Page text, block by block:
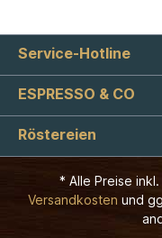
Service-Hotline
ESPRESSO & CO
Röstereien
* Alle Preise
Versandkosten und